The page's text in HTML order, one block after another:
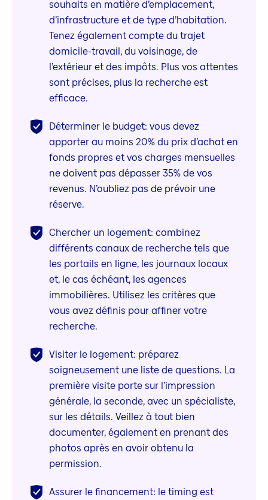
souhaits en matière d’emplacement,
d’infrastructure et de type d’habitation.
Tenez également compte du trajet
domicile-travail, du voisinage, de
l’extérieur et des impôts. Plus vos attentes
sont précises, plus la recherche est
efficace.
Déterminer le budget: vous devez
apporter au moins 20% du prix d’achat en
fonds propres et vos charges mensuelles
ne doivent pas dépasser 35% de vos
revenus. N’oubliez pas de prévoir une
réserve.
Chercher un logement: combinez
différents canaux de recherche tels que
les portails en ligne, les journaux locaux
et, le cas échéant, les agences
immobilières. Utilisez les critères que
vous avez définis pour affiner votre
recherche.
Visiter le logement: préparez
soigneusement une liste de questions. La
première visite porte sur l’impression
générale, la seconde, avec un spécialiste,
sur les détails. Veillez à tout bien
documenter, également en prenant des
photos après en avoir obtenu la
permission.
Assurer le financement: le timing est